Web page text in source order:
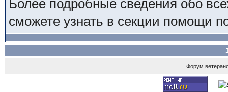
Более подробные сведения обо
сможете узнать в секции помощи
Форум